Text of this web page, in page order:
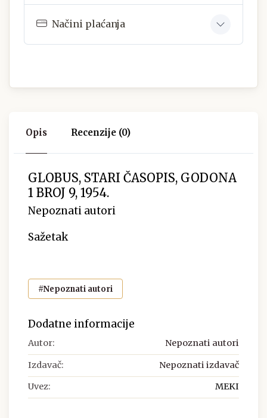
Načini plaćanja
Opis Recenzije (0)
GLOBUS, STARI ČASOPIS, GODONA
1 BROJ 9, 1954.
Nepoznati autori
Sažetak
#Nepoznati autori
Dodatne informacije
Autor: Nepoznati autori
Izdavač: Nepoznati izdavač
Uvez: MEKI